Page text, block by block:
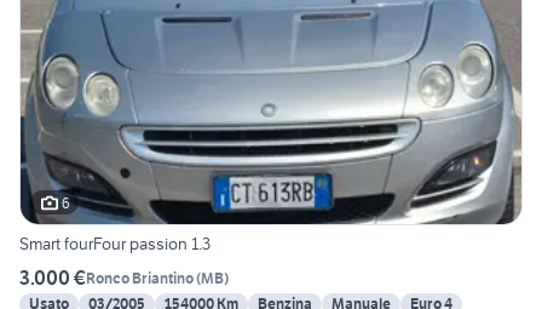
6
Smart fourFour passion 1.3
3.000 €Ronco Briantino(MB)
Usato
03/2005 154000 Km Benzina Manuale Euro 4